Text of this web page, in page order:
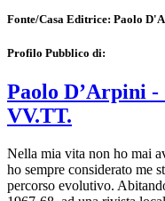
Fonte/Casa Editrice: Paolo
Profilo Pubblico di:
Paolo D’Arpini
VV.TT.
Nella mia vita non ho mai
ho sempre considerato me
percorso evolutivo.